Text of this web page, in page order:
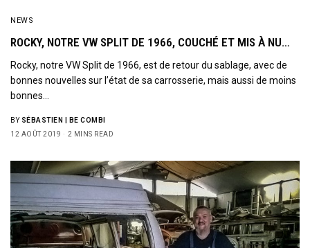
NEWS
ROCKY, NOTRE VW SPLIT DE 1966, COUCHÉ ET MIS À NU…
Rocky, notre VW Split de 1966, est de retour du sablage, avec de
bonnes nouvelles sur l’état de sa carrosserie, mais aussi de moins
bonnes…
BY SÉBASTIEN | BE COMBI
12 AOÛT 2019
2 MINS READ